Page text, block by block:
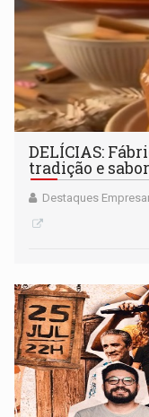
DELÍCIAS:
tradição e
Destaques